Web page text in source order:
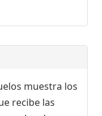
muestra los
recibe las